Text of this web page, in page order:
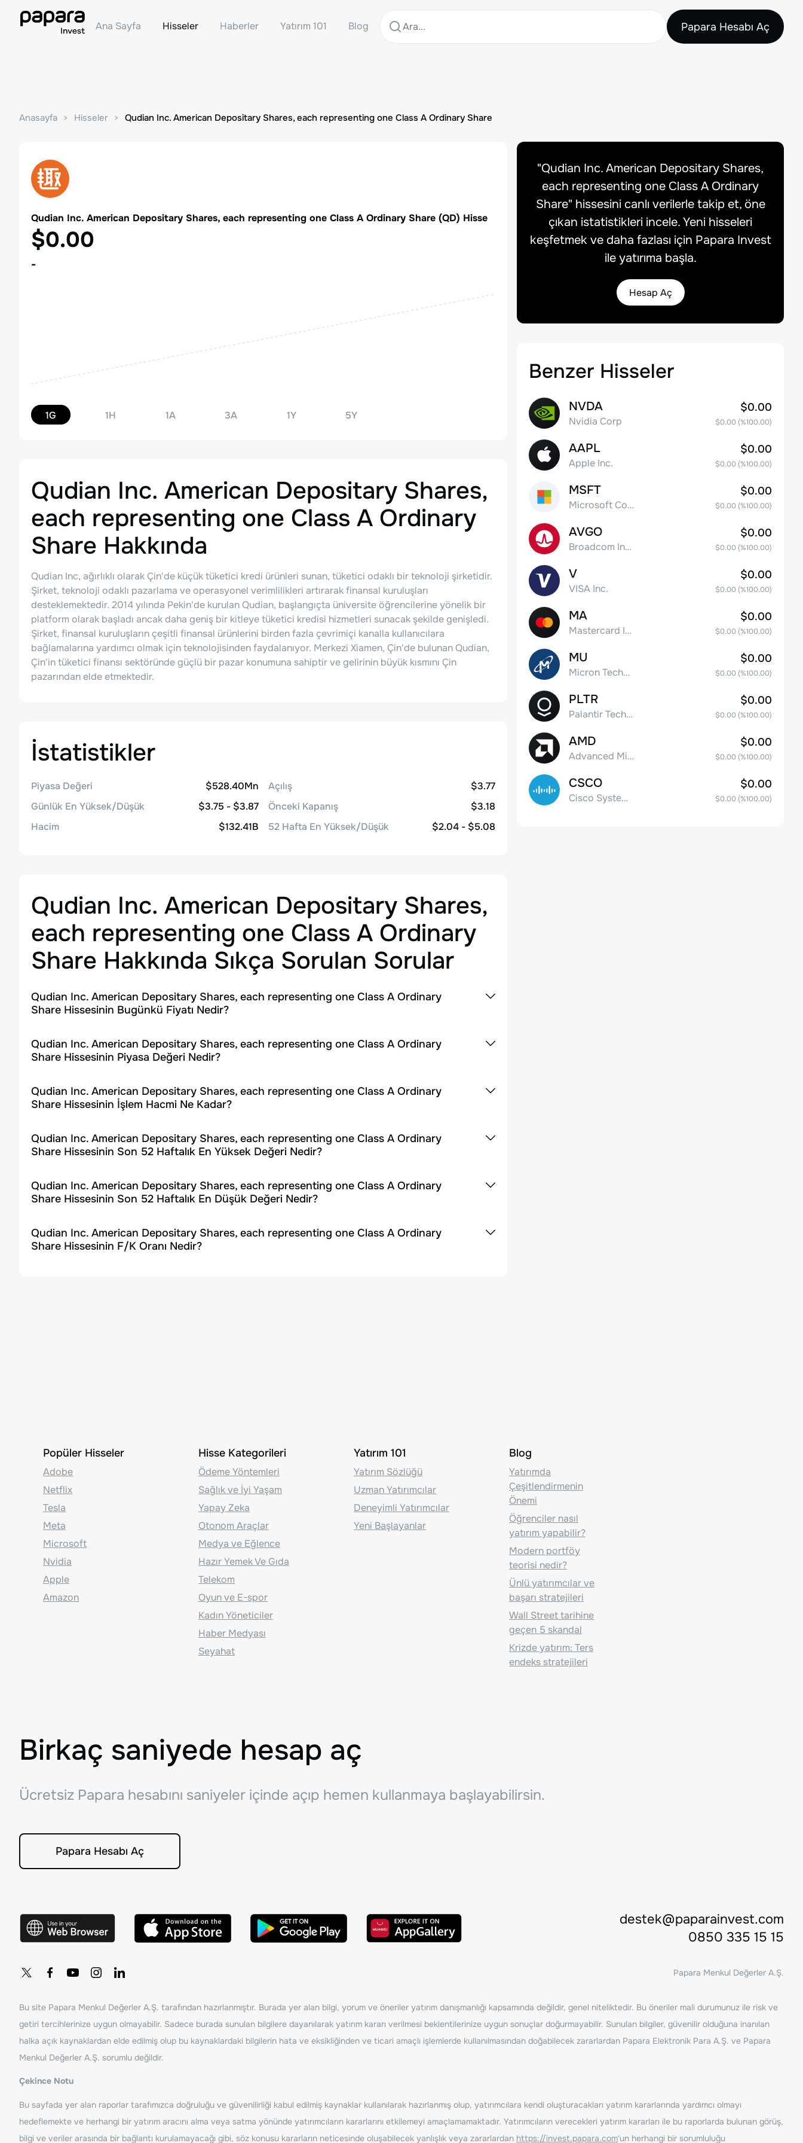
Ana Sayfa Hisseler Haberler Yatırım 101 Blog Papara Hesabı Aç
Anasayfa Hisseler Qudian Inc. American Depositary Shares, each representing one Class A Ordinary Share
Qudian Inc. American Depositary Shares, each representing one Class A Ordinary Share (QD) Hisse
$0.00
-
1G 1H 1A 3A 1Y 5Y
Qudian Inc. American Depositary Shares,
each representing one Class A Ordinary
Share Hakkında
Qudian Inc, ağırlıklı olarak Çin'de küçük tüketici kredi ürünleri sunan, tüketici odaklı bir teknoloji şirketidir.
Şirket, teknoloji odaklı pazarlama ve operasyonel verimlilikleri artırarak finansal kuruluşları
desteklemektedir. 2014 yılında Pekin'de kurulan Qudian, başlangıçta üniversite öğrencilerine yönelik bir
platform olarak başladı ancak daha geniş bir kitleye tüketici kredisi hizmetleri sunacak şekilde genişledi.
Şirket, finansal kuruluşların çeşitli finansal ürünlerini birden fazla çevrimiçi kanalla kullanıcılara
bağlamalarına yardımcı olmak için teknolojisinden faydalanıyor. Merkezi Xiamen, Çin'de bulunan Qudian,
Çin'in tüketici finansı sektöründe güçlü bir pazar konumuna sahiptir ve gelirinin büyük kısmını Çin
pazarından elde etmektedir.
İstatistikler
Piyasa Değeri
$528.40Mn
Günlük En Yüksek/Düşük
$3.75 - $3.87
Hacim
$132.41B
Açılış
$3.77
Önceki Kapanış
$3.18
52 Hafta En Yüksek/Düşük
$2.04 - $5.08
Qudian Inc. American Depositary Shares,
each representing one Class A Ordinary
Share Hakkında Sıkça Sorulan Sorular
Qudian Inc. American Depositary Shares, each representing one Class A Ordinary
Share Hissesinin Bugünkü Fiyatı Nedir?
Qudian Inc. American Depositary Shares, each representing one Class A Ordinary
Share Hissesinin Piyasa Değeri Nedir?
Qudian Inc. American Depositary Shares, each representing one Class A Ordinary
Share Hissesinin İşlem Hacmi Ne Kadar?
Qudian Inc. American Depositary Shares, each representing one Class A Ordinary
Share Hissesinin Son 52 Haftalık En Yüksek Değeri Nedir?
Qudian Inc. American Depositary Shares, each representing one Class A Ordinary
Share Hissesinin Son 52 Haftalık En Düşük Değeri Nedir?
Qudian Inc. American Depositary Shares, each representing one Class A Ordinary
Share Hissesinin F/K Oranı Nedir?
"Qudian Inc. American Depositary Shares,
each representing one Class A Ordinary
Share" hissesini canlı verilerle takip et, öne
çıkan istatistikleri incele. Yeni hisseleri
keşfetmek ve daha fazlası için Papara Invest
ile yatırıma başla.
Hesap Aç
Benzer Hisseler
NVDA
Nvidia Corp
$0.00
$0.00(%100.00)
AAPL
Apple Inc.
$0.00
$0.00(%100.00)
MSFT
Microsoft Corp
$0.00
$0.00(%100.00)
AVGO
Broadcom Inc. Common Stock
$0.00
$0.00(%100.00)
V
VISA Inc.
$0.00
$0.00(%100.00)
MA
Mastercard Incorporated
$0.00
$0.00(%100.00)
MU
Micron Technology, Inc.
$0.00
$0.00(%100.00)
PLTR
Palantir Technologies Inc. Class A Common Stock
$0.00
$0.00(%100.00)
AMD
Advanced Micro Devices
$0.00
$0.00(%100.00)
CSCO
Cisco Systems, Inc. Common Stock (DE)
$0.00
$0.00(%100.00)
Popüler Hisseler
Adobe
Netflix
Tesla
Meta
Microsoft
Nvidia
Apple
Amazon
Hisse Kategorileri
Ödeme Yöntemleri
Sağlık ve İyi Yaşam
Yapay Zeka
Otonom Araçlar
Medya ve Eğlence
Hazır Yemek Ve Gıda
Telekom
Oyun ve E-spor
Kadın Yöneticiler
Haber Medyası
Seyahat
Yatırım 101
Yatırım Sözlüğü
Uzman Yatırımcılar
Deneyimli Yatırımcılar
Yeni Başlayanlar
Blog
Yatırımda
Çeşitlendirmenin
Önemi
Öğrenciler nasıl
yatırım yapabilir?
Modern portföy
teorisi nedir?
Ünlü yatırımcılar ve
başarı stratejileri
Wall Street tarihine
geçen 5 skandal
Krizde yatırım: Ters
endeks stratejileri
Birkaç saniyede hesap aç
Ücretsiz Papara hesabını saniyeler içinde açıp hemen kullanmaya başlayabilirsin.
Papara Hesabı Aç
destek@paparainvest.com
0850 335 15 15
Papara Menkul Değerler A.Ş.
Bu site Papara Menkul Değerler A.Ş. tarafından hazırlanmıştır. Burada yer alan bilgi, yorum ve öneriler yatırım danışmanlığı kapsamında değildir, genel niteliktedir. Bu öneriler mali durumunuz ile risk ve
getiri tercihlerinize uygun olmayabilir. Sadece burada sunulan bilgilere dayanılarak yatırım kararı verilmesi beklentilerinize uygun sonuçlar doğurmayabilir. Sunulan bilgiler, güvenilir olduğuna inanılan
halka açık kaynaklardan elde edilmiş olup bu kaynaklardaki bilgilerin hata ve eksikliğinden ve ticari amaçlı işlemlerde kullanılmasından doğabilecek zararlardan Papara Elektronik Para A.Ş. ve Papara
Menkul Değerler A.Ş. sorumlu değildir.
Çekince Notu
Bu sayfada yer alan raporlar tarafımızca doğruluğu ve güvenilirliği kabul edilmiş kaynaklar kullanılarak hazırlanmış olup, yatırımcılara kendi oluşturacakları yatırım kararlarında yardımcı olmayı
hedeflemekte ve herhangi bir yatırım aracını alma veya satma yönünde yatırımcıların kararlarını etkilemeyi amaçlamamaktadır. Yatırımcıların verecekleri yatırım kararları ile bu raporlarda bulunan görüş,
bilgi ve veriler arasında bir bağlantı kurulamayacağı gibi, söz konusu kararların neticesinde oluşabilecek yanlışlık veya zararlardan https://invest.papara.com'un herhangi bir sorumluluğu